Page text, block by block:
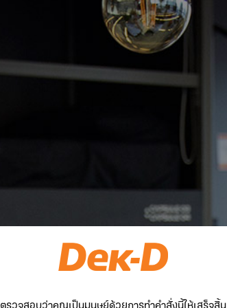
ตรวจสอบว่าคุณเป็นมนุษย์ด้วยการทำคำสั่งนี้ให้เสร็จสิ้น